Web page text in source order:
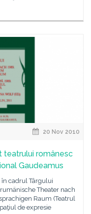
20 Nov 2010
teatrului românesc
Gaudeamus
cadrul Târgului
Theater nach
Raum (Teatrul
de expresie